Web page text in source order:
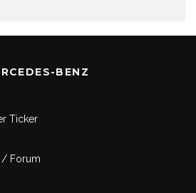
BENZ
Ticker
/ Forum